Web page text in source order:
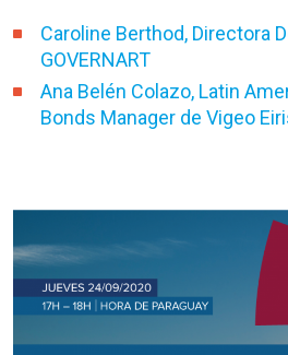
Caroline Berthod, Directora
GOVERNART
Ana Belén Colazo, Latin
Bonds Manager de Vigeo